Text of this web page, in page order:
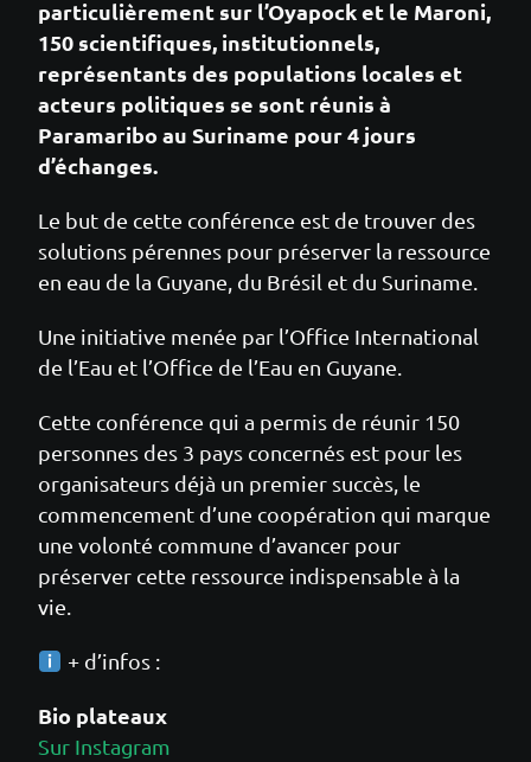
particulièrement sur l’Oyapock et le Maroni,
150 scientifiques, institutionnels,
représentants des populations locales et
acteurs politiques se sont réunis à
Paramaribo au Suriname pour 4 jours
d’échanges.
Le but de cette conférence est de trouver des
solutions pérennes pour préserver la ressource
en eau de la Guyane, du Brésil et du Suriname.
Une initiative menée par l’Office International
de l’Eau et l’Office de l’Eau en Guyane.
Cette conférence qui a permis de réunir 150
personnes des 3 pays concernés est pour les
organisateurs déjà un premier succès, le
commencement d’une coopération qui marque
une volonté commune d’avancer pour
préserver cette ressource indispensable à la
vie.
+ d’infos :
Bio plateaux
Sur Instagram